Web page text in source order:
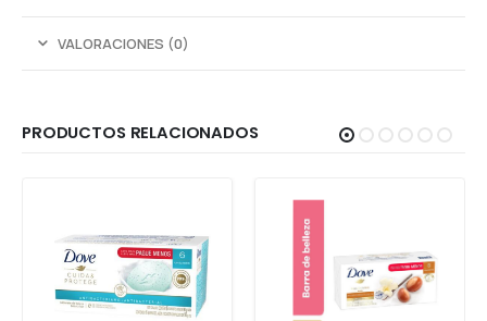
VALORACIONES (0)
PRODUCTOS RELACIONADOS